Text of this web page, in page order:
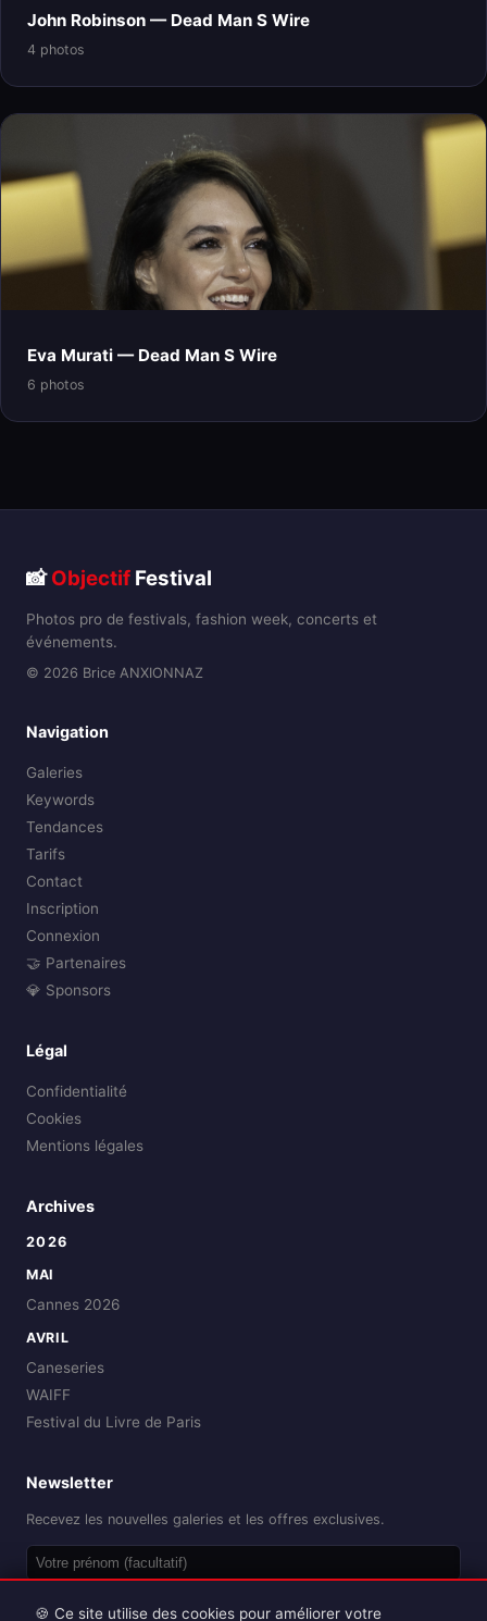
John Robinson — Dead Man S Wire
4 photos
Eva Murati — Dead Man S Wire
6 photos
📸Objectif Festival
Photos pro de festivals, fashion week, concerts et
événements.
© 2026 Brice ANXIONNAZ
Navigation
Galeries
Keywords
Tendances
Tarifs
Contact
Inscription
Connexion
🤝 Partenaires
💎 Sponsors
Légal
Confidentialité
Cookies
Mentions légales
Archives
2026
MAI
Cannes 2026
AVRIL
Caneseries
WAIFF
Festival du Livre de Paris
Newsletter
Recevez les nouvelles galeries et les offres exclusives.
🍪 Ce site utilise des cookies pour améliorer votre